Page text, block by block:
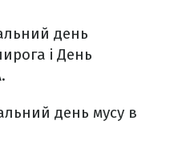
день
і День
день мусу в